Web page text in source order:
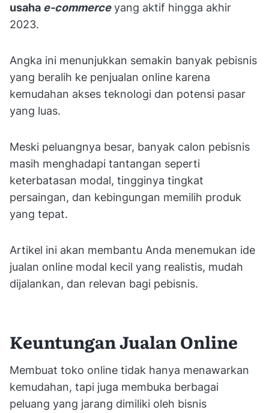
usaha e-commerceyang aktif hingga akhir
2023.
Angka ini menunjukkan semakin banyak pebisnis
yang beralih ke penjualan online karena
kemudahan akses teknologi dan potensi pasar
yang luas.
Meski peluangnya besar, banyak calon pebisnis
masih menghadapi tantangan seperti
keterbatasan modal, tingginya tingkat
persaingan, dan kebingungan memilih produk
yang tepat.
Artikel ini akan membantu Anda menemukan ide
jualan online modal kecil yang realistis, mudah
dijalankan, dan relevan bagi pebisnis.
Keuntungan Jualan Online
Membuat toko online tidak hanya menawarkan
kemudahan, tapi juga membuka berbagai
peluang yang jarang dimiliki oleh bisnis